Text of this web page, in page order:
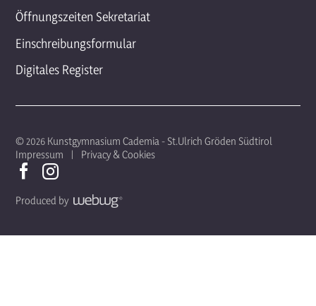
Öffnungszeiten Sekretariat
Einschreibungsformular
Digitales Register
© 2026 Kunstgymnasium Cademia - St.Ulrich Gröden Südtirol
Impressum
Privacy & Cookies
Produced by